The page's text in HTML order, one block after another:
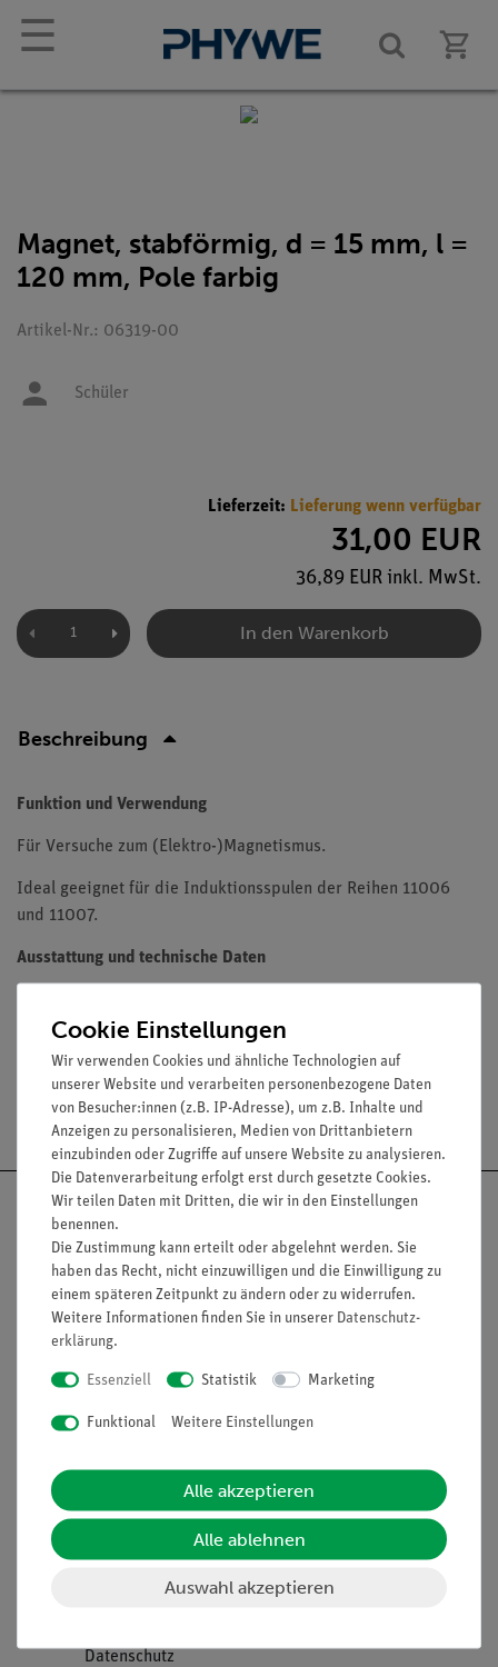
☰
Magnet, stabförmig, d = 15 mm, l =
120 mm, Pole farbig
Artikel-Nr.: 06319-00
Schüler
Lieferzeit: Lieferung wenn verfügbar
31,00 EUR
36,89 EUR inkl. MwSt.
In den Warenkorb
Beschreibung
Funktion und Verwendung
Für Versuche zum (Elektro-)Magnetismus.
Ideal geeignet für die Induktionsspulen der Reihen 11006
und 11007.
Ausstattung und technische Daten
Versandkostenfrei ab 300,- €
Nach oben
Informationen
Projekte und Lösungen
Presse
Datenschutz
Service
Beratung & Showroom
Inventarisierungs- &
Inbetriebnahme & Schulungen
Cookie Einstellungen
Wir verwenden Cookies und ähnliche Technologien auf
unserer Website und verarbeiten personenbezogene Daten
von Besucher:innen (z.B. IP-Adresse), um z.B. Inhalte und
Anzeigen zu personalisieren, Medien von Drittanbietern
einzubinden oder Zugriffe auf unsere Website zu analysieren.
Die Datenverarbeitung erfolgt erst durch gesetzte Cookies.
Wir teilen Daten mit Dritten, die wir in den Einstellungen
benennen.
Die Zustimmung kann erteilt oder abgelehnt werden. Sie
haben das Recht, nicht einzuwilligen und die Einwilligung zu
einem späteren Zeitpunkt zu ändern oder zu widerrufen.
Weitere Informationen finden Sie in unserer Daten­schutz­
erklärung.
Essenziell Statistik Marketing
Funktional Weitere Einstellungen
Alle akzeptieren
Alle ablehnen
Auswahl akzeptieren